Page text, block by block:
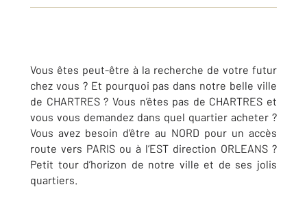
Vous êtes peut-être à la recherche de votre futur
chez vous ? Et pourquoi pas dans notre belle ville
de CHARTRES ? Vous n’êtes pas de CHARTRES et
vous vous demandez dans quel quartier acheter ?
Vous avez besoin d’être au NORD pour un accès
route vers PARIS ou à l’EST direction ORLEANS ?
Petit tour d’horizon de notre ville et de ses jolis
quartiers.